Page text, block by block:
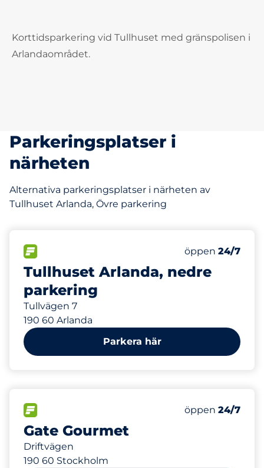
Korttidsparkering vid Tullhuset med gränspolisen i
Arlandaområdet.
Parkeringsplatser i
närheten
Alternativa parkeringsplatser i närheten av
Tullhuset Arlanda, Övre parkering
Tullhuset Arlanda, nedre
parkering
Tullvägen 7
190 60 Arlanda
Antal
Totalt antal
Torsdag&nbsp
öppen 24/7
81 m
Parkera här
Gate Gourmet
Driftvägen
190 60 Stockholm
Antal
Totalt antal
Torsdag&nbsp
öppen 24/7
336 m